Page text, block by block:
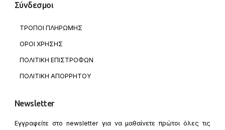
Σύνδεσμοι
ΤΡΟΠΟΙ ΠΛΗΡΩΜΗΣ
ΟΡΟΙ ΧΡΗΣΗΣ
ΠΟΛΙΤΙΚΗ ΕΠΙΣΤΡΟΦΩΝ
ΠΟΛΙΤΙΚΗ ΑΠΟΡΡΗΤΟΥ
Newsletter
Εγγραφείτε στο newsletter για να μαθαίνετε πρώτοι όλες τις